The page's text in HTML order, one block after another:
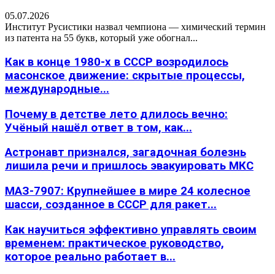
05.07.2026
Институт Русистики назвал чемпиона — химический термин
из патента на 55 букв, который уже обогнал...
Как в конце 1980-х в СССР возродилось
масонское движение: скрытые процессы,
международные...
Почему в детстве лето длилось вечно:
Учёный нашёл ответ в том, как...
Астронавт признался, загадочная болезнь
лишила речи и пришлось эвакуировать МКС
МАЗ-7907: Крупнейшее в мире 24 колесное
шасси, созданное в СССР для ракет...
Как научиться эффективно управлять своим
временем: практическое руководство,
которое реально работает в...